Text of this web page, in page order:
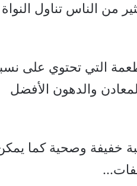
من الناس تناول النواة
التي تحتوي على
والدهون الأفضل
خفيفة وصحية كما